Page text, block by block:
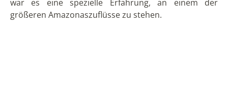
Mitte der Lagune und beobachteten den
Sonnenuntergang mit seinem beeindruckenden